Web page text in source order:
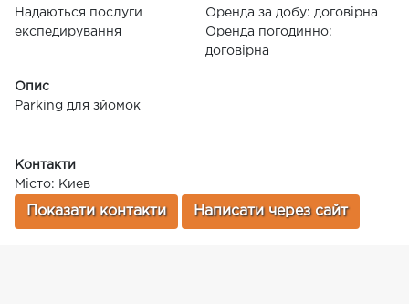
Надаються послуги
експедирування
Оренда за добу: договірна
Оренда погодинно:
договірна
Опис
Parking для зйомок
Контакти
Місто: Киев
Показати контакти Написати через сайт